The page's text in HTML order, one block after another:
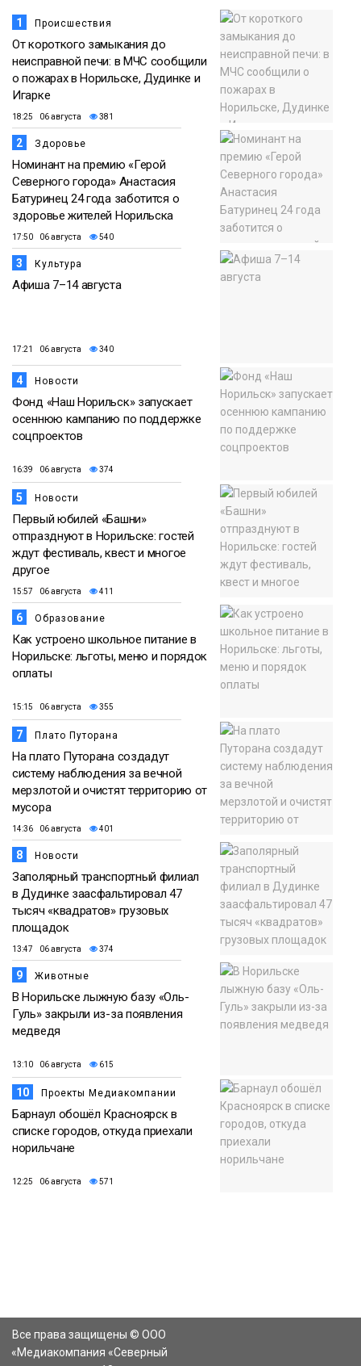
1 Происшествия
От короткого замыкания до
неисправной печи: в МЧС сообщили
о пожарах в Норильске, Дудинке и
Игарке
18:25 06 августа 381
2 Здоровье
Номинант на премию «Герой
Северного города» Анастасия
Батуринец 24 года заботится о
здоровье жителей Норильска
17:50 06 августа 540
3 Культура
Афиша 7–14 августа
17:21 06 августа 340
4 Новости
Фонд «Наш Норильск» запускает
осеннюю кампанию по поддержке
соцпроектов
16:39 06 августа 374
5 Новости
Первый юбилей «Башни»
отпразднуют в Норильске: гостей
ждут фестиваль, квест и многое
другое
15:57 06 августа 411
6 Образование
Как устроено школьное питание в
Норильске: льготы, меню и порядок
оплаты
15:15 06 августа 355
7 Плато Путорана
На плато Путорана создадут
систему наблюдения за вечной
мерзлотой и очистят территорию от
мусора
14:36 06 августа 401
8 Новости
Заполярный транспортный филиал
в Дудинке заасфальтировал 47
тысяч «квадратов» грузовых
площадок
13:47 06 августа 374
9 Животные
В Норильске лыжную базу «Оль-
Гуль» закрыли из-за появления
медведя
13:10 06 августа 615
10 Проекты Медиакомпании
Барнаул обошёл Красноярск в
списке городов, откуда приехали
норильчане
12:25 06 августа 571
Все права защищены © ООО
«Медиакомпания «Северный